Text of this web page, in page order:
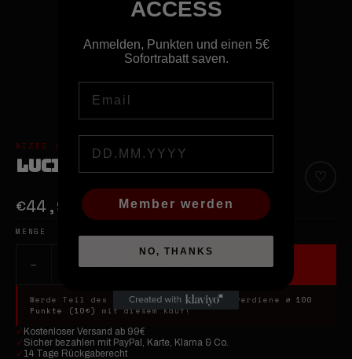
NIZED // BERLIN STREETWEAR & ART
LUCID - BLANKET ♡
€44,95 €79,95 −43%
MENGE
− + IN DEN WARENKORB
Werde Teil des Loyalty Programms und verdiene ⌀ 100
Punkte (10€)
mit diesem Kauf!
✓ Kostenloser Versand ab 99€
✓ Sicher bezahlen mit PayPal, Karte, Klarna & Co.
✓ 14 Tage Rückgaberecht
ACCESS
Anmelden, Punkten und einen 5€
Sofortrabatt saven.
Member werden
NO, THANKS